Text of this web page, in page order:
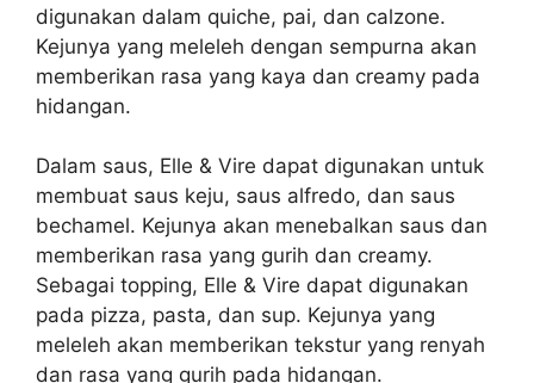
digunakan dalam quiche, pai, dan calzone.
Kejunya yang meleleh dengan sempurna akan
memberikan rasa yang kaya dan creamy pada
hidangan.
Dalam saus, Elle & Vire dapat digunakan untuk
membuat saus keju, saus alfredo, dan saus
bechamel. Kejunya akan menebalkan saus dan
memberikan rasa yang gurih dan creamy.
Sebagai topping, Elle & Vire dapat digunakan
pada pizza, pasta, dan sup. Kejunya yang
meleleh akan memberikan tekstur yang renyah
dan rasa yang gurih pada hidangan.